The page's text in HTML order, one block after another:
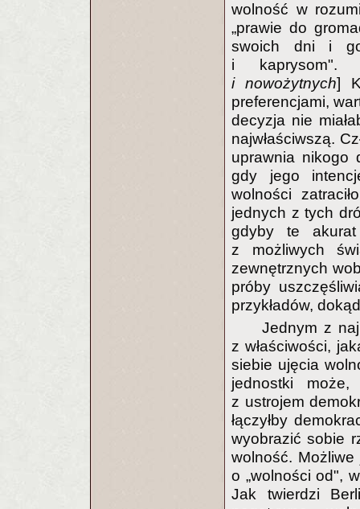
wolność w
„prawie do
swoich dni i
i kaprysom".
i nowożytnych]
preferencjami,
decyzja nie
najwłaściwszą.
uprawnia nikogo
gdy jego
wolności
jednych z tych
gdyby te akurat
z możliwych
zewnętrznych
próby
przykładów,
Jednym z
z właściwości,
siebie ujęcia
jednostki
z ustrojem
łączyłby
wyobrazić sobie
wolność.
o „wolności od",
Jak twierdzi